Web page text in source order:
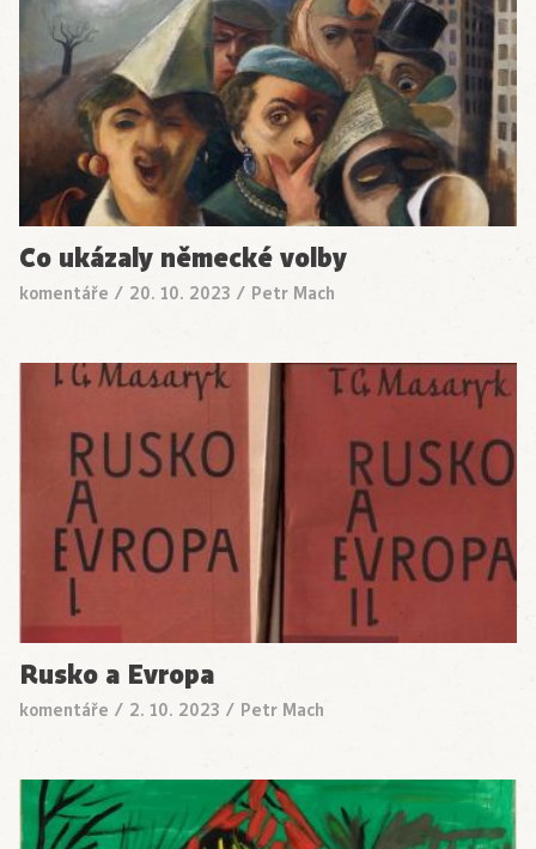
Co ukázaly německé volby
komentáře / 20. 10. 2023 / Petr Mach
Rusko a Evropa
komentáře / 2. 10. 2023 / Petr Mach